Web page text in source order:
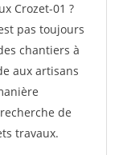
Crozet-01 ?
pas toujours
chantiers à
aux artisans
de
travaux.